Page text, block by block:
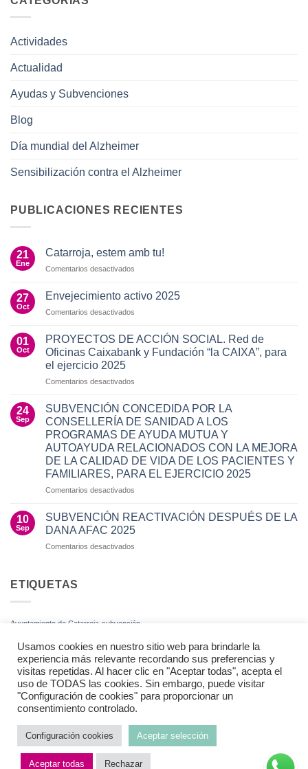
Actividades
Actualidad
Ayudas y Subvenciones
Blog
Día mundial del Alzheimer
Sensibilización contra el Alzheimer
PUBLICACIONES RECIENTES
21
Ene
Catarroja, estem amb tu!
Comentarios desactivados
estem
27
Oct
Envejecimiento activo 2025
Comentarios desactivados
activo
2025
01
Oct
PROYECTOS DE ACCIÓN SOCIAL. Red de
Oficinas Caixabank y Fundación “la CAIXA”, para
el ejercicio 2025
Comentarios desactivados
DE
ACCIÓN
SOCIAL.
Red
de
Oficinas
Caixabank
CAIXA”,
para
24
Sep
SUBVENCIÓN CONCEDIDA POR LA
CONSELLERÍA DE SANIDAD A LOS
PROGRAMAS DE AYUDA MUTUA Y
AUTOAYUDA RELACIONADOS CON LA MEJORA
DE LA CALIDAD DE VIDA DE LOS PACIENTES Y
FAMILIARES, PARA EL EJERCICIO 2025
Comentarios desactivados
CONCEDIDA
POR
LA
MUTUA
Y
AUTOAYUDA
RELACIONADOS
CON
LA
MEJORA
LA
CALIDAD
10
Sep
SUBVENCIÓN REACTIVACIÓN DESPUÉS DE LA
DANA AFAC 2025
Comentarios desactivados
ETIQUETAS
Ayuntamiento de Catarroja subvención
AVISO LEGAL POLITICA DE PRIVACIDAD
Copyright 2026 ©AFAC
Usamos cookies en nuestro sitio web para brindarle la
experiencia más relevante recordando sus preferencias y
visitas repetidas. Al hacer clic en "Aceptar todas", acepta el
uso de TODAS las cookies. Sin embargo, puede visitar
"Configuración de cookies" para proporcionar un
consentimiento controlado.
Configuración cookies Aceptar selección
Aceptar todas Rechazar